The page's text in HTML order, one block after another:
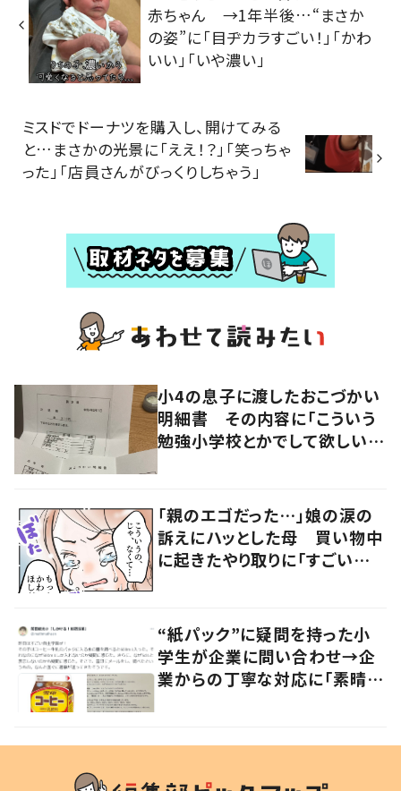
赤ちゃん →1年半後…“まさか
の姿”に「目ヂカラすごい！」「かわ
いい」「いや濃い」
ミスドでドーナツを購入し、開けてみる
と…まさかの光景に「ええ！？」「笑っちゃ
った」「店員さんがびっくりしちゃう」
小4の息子に渡したおこづかい
明細書 その内容に「こういう
勉強小学校とかでして欲しい」
「親のエゴだった…」娘の涙の
訴えにハッとした母 買い物中
に起きたやり取りに「すごい分
“紙パック”に疑問を持った小
学生が企業に問い合わせ→企
業からの丁寧な対応に「素晴ら